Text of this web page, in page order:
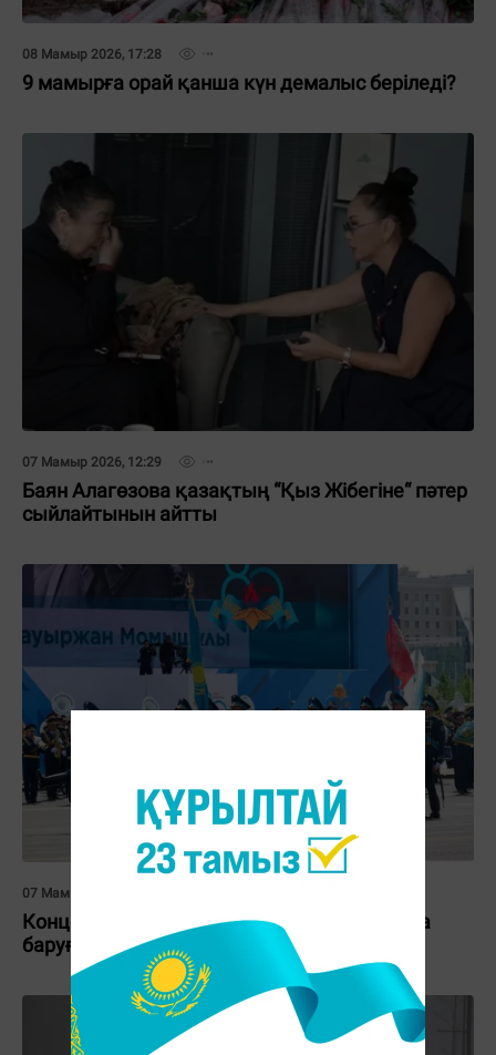
08 Мамыр 2026, 17:28
9 мамырға орай қанша күн демалыс беріледі?
07 Мамыр 2026, 12:29
Баян Алагөзова қазақтың “Қыз Жібегіне“ пәтер
сыйлайтынын айтты
07 Мамыр 2026, 10:44
Концерт, шеру, сап түзеу: 7 мамырда қайда
баруға болады?